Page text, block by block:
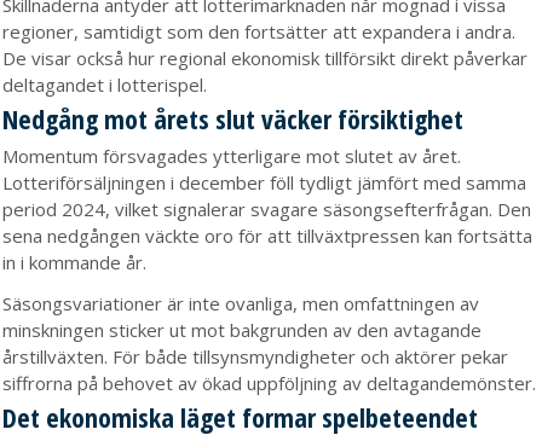
Skillnaderna antyder att lotterimarknaden når mognad i vissa
regioner, samtidigt som den fortsätter att expandera i andra.
De visar också hur regional ekonomisk tillförsikt direkt påverkar
deltagandet i lotterispel.
Nedgång mot årets slut väcker försiktighet
Momentum försvagades ytterligare mot slutet av året.
Lotteriförsäljningen i december föll tydligt jämfört med samma
period 2024, vilket signalerar svagare säsongsefterfrågan. Den
sena nedgången väckte oro för att tillväxtpressen kan fortsätta
in i kommande år.
Säsongsvariationer är inte ovanliga, men omfattningen av
minskningen sticker ut mot bakgrunden av den avtagande
årstillväxten. För både tillsynsmyndigheter och aktörer pekar
siffrorna på behovet av ökad uppföljning av deltagandemönster.
Det ekonomiska läget formar spelbeteendet